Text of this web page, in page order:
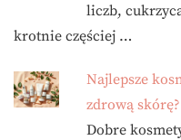
liczb,
krotnie częściej …
Najlepsze
zdrową skórę?
Dobre